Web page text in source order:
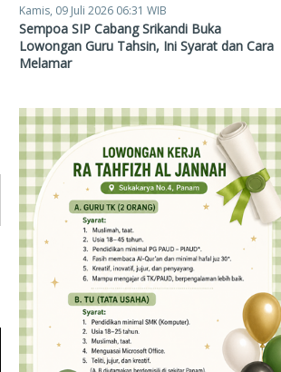
Kamis, 09 Juli 2026 06:31 WIB
Sempoa SIP Cabang Srikandi Buka
Lowongan Guru Tahsin, Ini Syarat dan Cara
Melamar